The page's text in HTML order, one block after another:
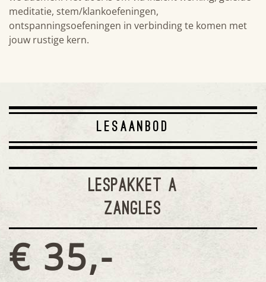
meditatie, stem/klankoefeningen,
ontspanningsoefeningen in verbinding te komen met
jouw rustige kern.
LESAANBOD
LESPAKKET A
ZANGLES
€ 35,-